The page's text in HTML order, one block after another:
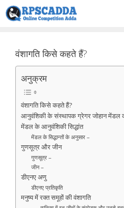
Skip
to
वंशागति किसे कहते हैं?
अनुक्रम
वंशागति किसे कहते हैं?
आनुवंशिकी के संस्थापक ग्रेगर जोहान मेंडल
मेंडल के आनुवंशिकी सिद्धांत
मेंडल के सिद्धान्तों के अनुसार –
गुणसूत्र और जीन
गुणसूत्र –
जीन –
डीएनए अणु
डीएनए प्रतिकृति
मनुष्य में रक्त समूहों की वंशागति